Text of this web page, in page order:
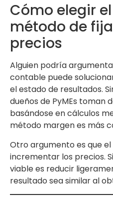
Cómo elegir
método de
precios
Alguien podría
contable puede
el estado de resultados.
dueños de PyMEs toman
basándose en cálculos
método margen es más
Otro argumento es que
incrementar los precios.
viable es reducir
resultado sea similar al